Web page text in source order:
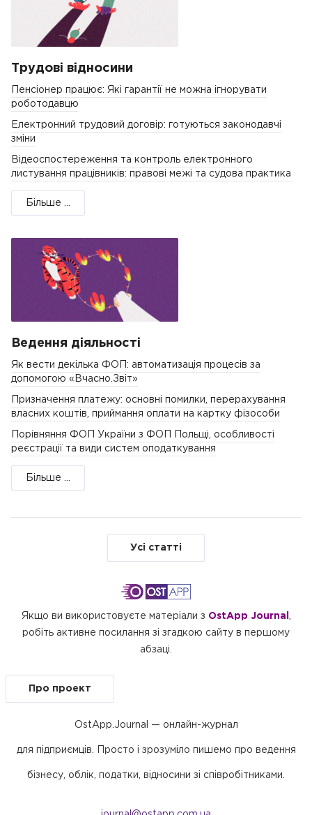
Трудові відносини
Пенсіонер працює: Які гарантії не можна ігнорувати
роботодавцю
Електронний трудовий договір: готуються законодавчі
зміни
Відеоспостереження та контроль електронного
листування працівників: правові межі та судова практика
Більше ...
Ведення діяльності
Як вести декілька ФОП: автоматизація процесів за
допомогою «Вчасно.Звіт»
Призначення платежу: основні помилки, перерахування
власних коштів, приймання оплати на картку фізособи
Порівняння ФОП України з ФОП Польщі, особливості
реєстрації та види систем оподаткування
Більше ...
Усі статті
Якщо ви використовуєте матеріали з OstApp Journal
робіть активне посилання зі згадкою сайту в першому
абзаці.
Про проект
OstApp.Journal — онлайн-журнал
для підприємців. Просто і зрозуміло пишемо про ведення
бізнесу, облік, податки, відносини зі співробітниками.